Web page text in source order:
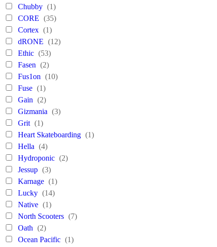
Chubby (1)
CORE (35)
Cortex (1)
dRONE (12)
Ethic (53)
Fasen (2)
Fus1on (10)
Fuse (1)
Gain (2)
Gizmania (3)
Grit (1)
Heart Skateboarding (1)
Hella (4)
Hydroponic (2)
Jessup (3)
Karnage (1)
Lucky (14)
Native (1)
North Scooters (7)
Oath (2)
Ocean Pacific (1)